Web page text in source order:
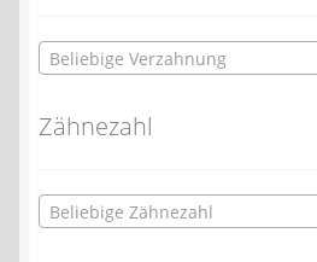
Beliebige Verzahnung
Zähnezahl
Beliebige Zähnezahl